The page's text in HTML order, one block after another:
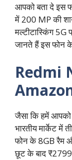
आपको बता दे इस
में 200 MP की
मल्टीटास्किंग 5G
जानते हैं इस फोन
Redmi
जैसा कि हमें
भारतीय मार्केट में
फोन के 8GB रैम
छूट के बाद